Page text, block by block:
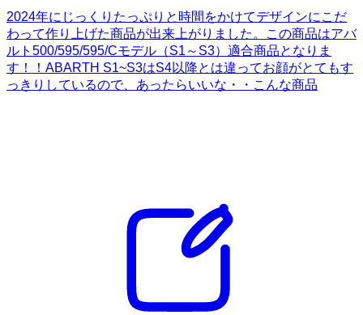
2024年にじっくりたっぷりと時間をかけてデザインにこだ
わって作り上げた商品が出来上がりました。この商品はアバ
ルト500/595/595/Cモデル（S1～S3）適合商品となりま
す！！ABARTH S1~S3はS4以降とは違ってお顔がとてもす
っきりしているので、あったらいいな・・こんな商品